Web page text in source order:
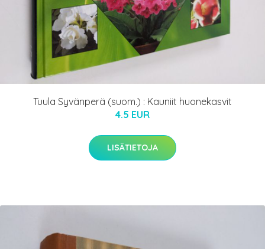
Tuula Syvänperä (suom.) : Kauniit huonekasvit
4.5 EUR
LISÄTIETOJA